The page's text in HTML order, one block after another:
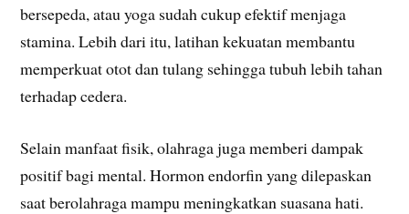
bersepeda, atau yoga sudah cukup efektif menjaga
stamina. Lebih dari itu, latihan kekuatan membantu
memperkuat otot dan tulang sehingga tubuh lebih tahan
terhadap cedera.
Selain manfaat fisik, olahraga juga memberi dampak
positif bagi mental. Hormon endorfin yang dilepaskan
saat berolahraga mampu meningkatkan suasana hati.